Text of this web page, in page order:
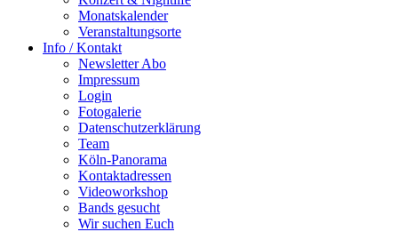
Monatskalender
Veranstaltungsorte
Info / Kontakt
Newsletter Abo
Impressum
Login
Fotogalerie
Datenschutzerklärung
Team
Köln-Panorama
Kontaktadressen
Videoworkshop
Bands gesucht
Wir suchen Euch